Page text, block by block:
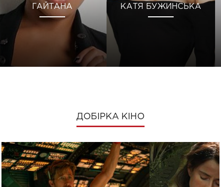
ГАЙТАНА КАТЯ БУЖИНСЬКА
ДОБІРКА КІНО